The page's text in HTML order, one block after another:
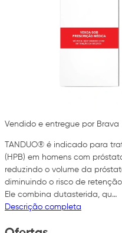
Vendido e entregue por Brava
TANDUO® é indicado para
(HPB) em homens com
reduzindo o volume da
diminuindo o risco de
Ele combina dutasterida, qu…
Descrição completa